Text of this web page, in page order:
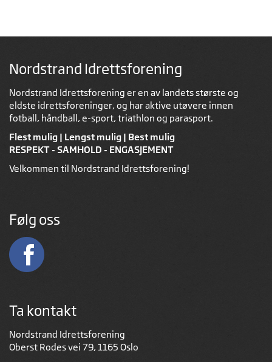
Nordstrand Idrettsforening
Nordstrand Idrettsforening er en av landets største og
eldste idrettsforeninger, og har aktive utøvere innen
fotball, håndball, e-sport, triathlon og parasport.
Flest mulig | Lengst mulig | Best mulig
RESPEKT - SAMHOLD - ENGASJEMENT
Velkommen til Nordstrand Idrettsforening!
Følg oss
Ta kontakt
Nordstrand Idrettsforening
Oberst Rodes vei 79, 1165 Oslo